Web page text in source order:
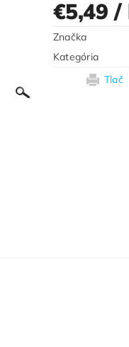
€5,49 /
Značka
Kategória
Tlač